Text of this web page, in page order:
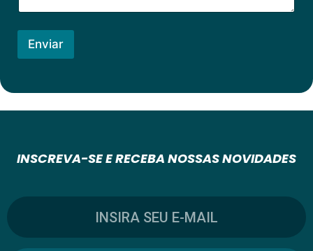
Enviar
INSCREVA-SE E RECEBA NOSSAS NOVIDADES